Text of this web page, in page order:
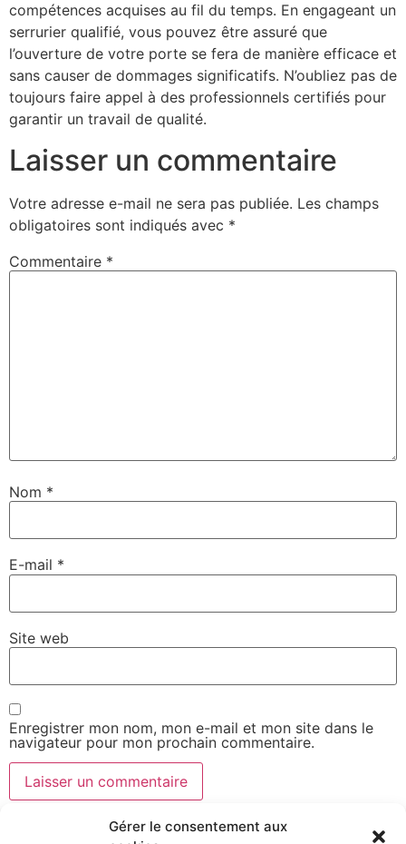
Gérer le consentement aux
compétences acquises au fil du temps. En engageant un
serrurier qualifié, vous pouvez être assuré que
l’ouverture de votre porte se fera de manière efficace et
sans causer de dommages significatifs. N’oubliez pas de
toujours faire appel à des professionnels certifiés pour
garantir un travail de qualité.
Laisser un commentaire
Votre adresse e-mail ne sera pas publiée. Les champs
obligatoires sont indiqués avec *
Commentaire *
Nom *
E-mail *
Site web
Enregistrer mon nom, mon e-mail et mon site dans le
navigateur pour mon prochain commentaire.